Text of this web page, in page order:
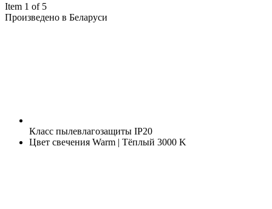
Item 1 of 5
Произведено в Беларуси
Класс пылевлагозащиты IP20
Цвет свечения Warm | Тёплый 3000 K